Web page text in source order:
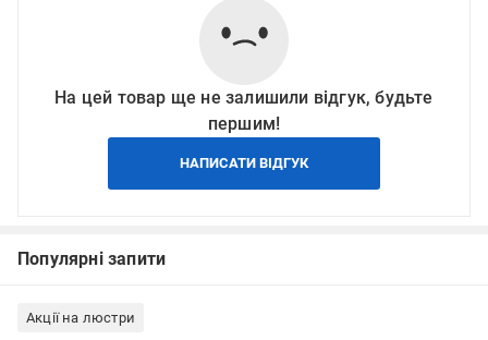
На цей товар ще не залишили відгук, будьте
першим!
НАПИСАТИ ВІДГУК
Популярні запити
Акції на люстри